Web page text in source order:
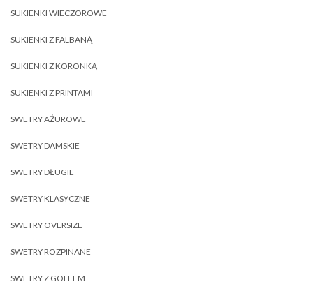
SUKIENKI WIECZOROWE
SUKIENKI Z FALBANĄ
SUKIENKI Z KORONKĄ
SUKIENKI Z PRINTAMI
SWETRY AŻUROWE
SWETRY DAMSKIE
SWETRY DŁUGIE
SWETRY KLASYCZNE
SWETRY OVERSIZE
SWETRY ROZPINANE
SWETRY Z GOLFEM